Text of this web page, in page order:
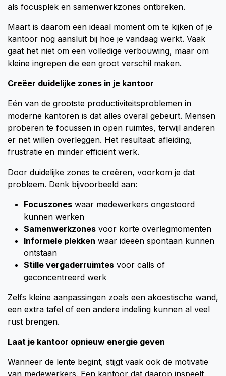
als focusplek en samenwerkzones ontbreken.
Maart is daarom een ideaal moment om te kijken of je
kantoor nog aansluit bij hoe je vandaag werkt. Vaak
gaat het niet om een volledige verbouwing, maar om
kleine ingrepen die een groot verschil maken.
Creëer duidelijke zones in je kantoor
Eén van de grootste productiviteitsproblemen in
moderne kantoren is dat alles overal gebeurt. Mensen
proberen te focussen in open ruimtes, terwijl anderen
er net willen overleggen. Het resultaat: afleiding,
frustratie en minder efficiënt werk.
Door duidelijke zones te creëren, voorkom je dat
probleem. Denk bijvoorbeeld aan:
Focuszones waar medewerkers ongestoord
kunnen werken
Samenwerkzones voor korte overlegmomenten
Informele plekken waar ideeën spontaan kunnen
ontstaan
Stille vergaderruimtes voor calls of
geconcentreerd werk
Zelfs kleine aanpassingen zoals een akoestische wand,
een extra tafel of een andere indeling kunnen al veel
rust brengen.
Laat je kantoor opnieuw energie geven
Wanneer de lente begint, stijgt vaak ook de motivatie
van medewerkers. Een kantoor dat daarop inspeelt,